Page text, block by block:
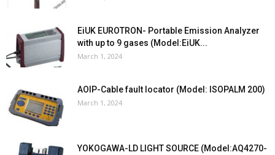
EiUK EUROTRON- Portable Emission Analyzer
with up to 9 gases (Model:EiUK...
March 1, 2024
AOIP-Cable fault locator (Model: ISOPALM 200)
March 1, 2024
YOKOGAWA-LD LIGHT SOURCE (Model:AQ4270-